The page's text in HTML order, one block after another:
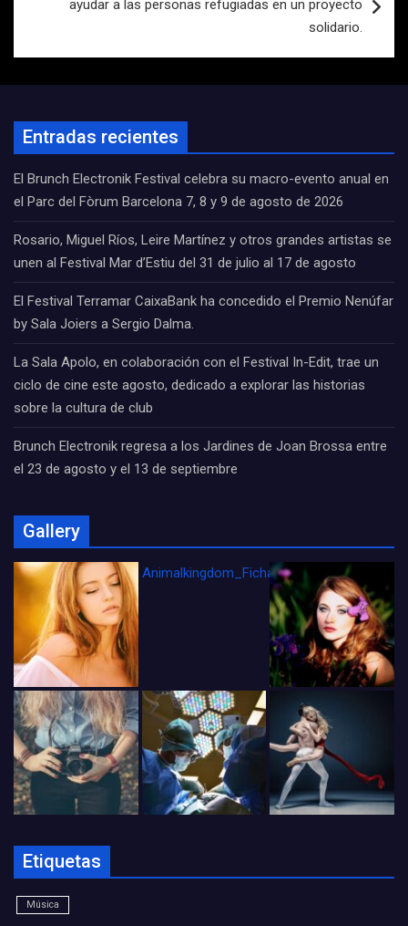
ayudar a las personas refugiadas en un proyecto
solidario.
Entradas recientes
El Brunch Electronik Festival celebra su macro-evento anual en
el Parc del Fòrum Barcelona 7, 8 y 9 de agosto de 2026
Rosario, Miguel Ríos, Leire Martínez y otros grandes artistas se
unen al Festival Mar d’Estiu del 31 de julio al 17 de agosto
El Festival Terramar CaixaBank ha concedido el Premio Nenúfar
by Sala Joiers a Sergio Dalma.
La Sala Apolo, en colaboración con el Festival In-Edit, trae un
ciclo de cine este agosto, dedicado a explorar las historias
sobre la cultura de club
Brunch Electronik regresa a los Jardines de Joan Brossa entre
el 23 de agosto y el 13 de septiembre
Gallery
Animalkingdom_FichaCine
Etiquetas
Música